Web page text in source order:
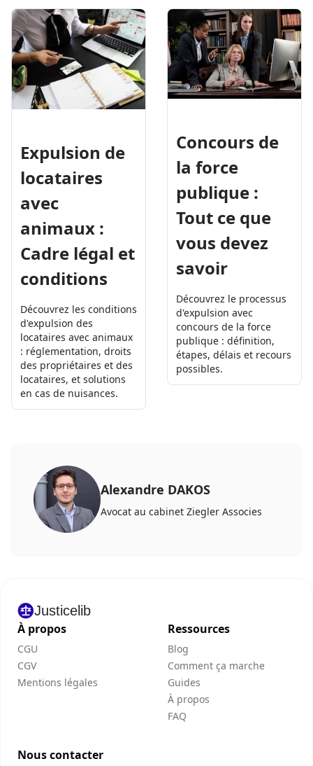
Expulsion de
locataires
avec
animaux :
Cadre légal et
conditions
Découvrez les conditions
d'expulsion des
locataires avec animaux
: réglementation, droits
des propriétaires et des
locataires, et solutions
en cas de nuisances.
Concours de
la force
publique :
Tout ce que
vous devez
savoir
Découvrez le processus
d'expulsion avec
concours de la force
publique : définition,
étapes, délais et recours
possibles.
Alexandre DAKOS
Avocat au cabinet Ziegler Associes
Justicelib
À propos
CGU
CGV
Mentions légales
Ressources
Blog
Comment ça marche
Guides
À propos
FAQ
Nous contacter